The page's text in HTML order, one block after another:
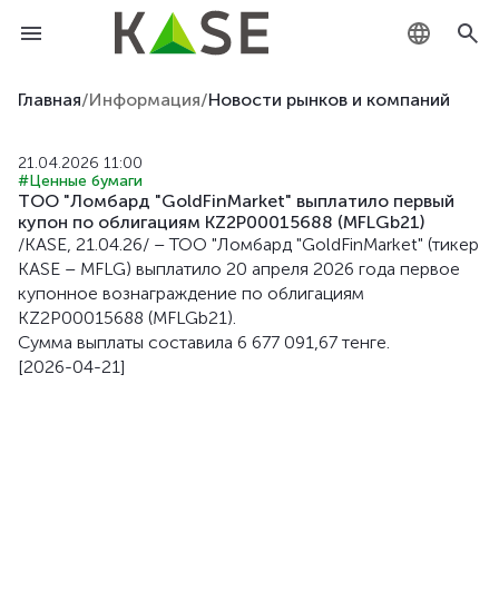
KZ
EN
Главная/Информация/Новости рынков и компаний
21.04.2026 11:00
#Ценные бумаги
ТОО "Ломбард "GoldFinMarket" выплатило первый
купон по облигациям KZ2P00015688 (MFLGb21)
/KASE, 21.04.26/ – ТОО "Ломбард "GoldFinMarket" (тикер
KASE – MFLG) выплатило 20 апреля 2026 года первое
купонное вознаграждение по облигациям
KZ2P00015688 (MFLGb21).
Сумма выплаты составила 6 677 091,67 тенге.
[2026-04-21]